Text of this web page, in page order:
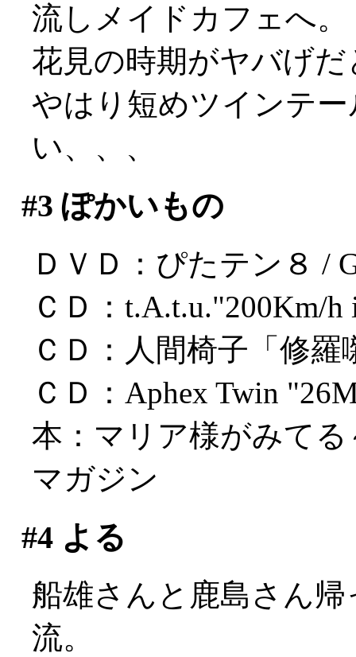
流しメイドカフェへ。
花見の時期がヤバげ
やはり短めツインテ
い、、、
#3 ぽかいもの
ＤＶＤ：ぴたテン８ /
ＣＤ：t.A.t.u."200Km/h
ＣＤ：人間椅子「修羅
ＣＤ：Aphex Twin
本：マリア様がみてる
マガジン
#4よる
船雄さんと鹿島さん
流。